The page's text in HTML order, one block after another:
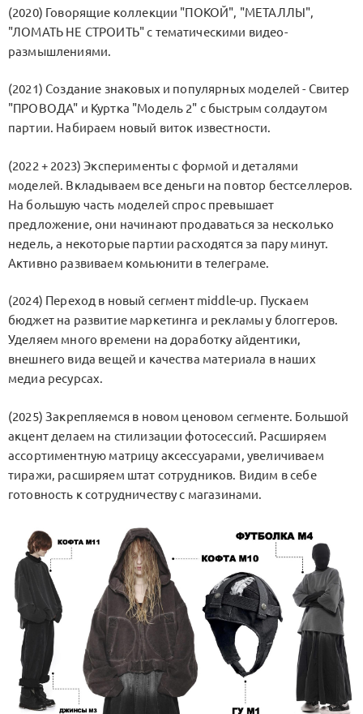
(2020) Говорящие коллекции "ПОКОЙ", "МЕТАЛЛЫ",
"ЛОМАТЬ НЕ СТРОИТЬ" с тематическими видео-
размышлениями.
(2021) Создание знаковых и популярных моделей - Свитер
"ПРОВОДА" и Куртка "Модель 2" с быстрым солдаутом
партии. Набираем новый виток известности.
(2022 + 2023) Эксперименты с формой и деталями
моделей. Вкладываем все деньги на повтор бестселлеров.
На большую часть моделей спрос превышает
предложение, они начинают продаваться за несколько
недель, а некоторые партии расходятся за пару минут.
Активно развиваем комьюнити в телеграме.
(2024) Переход в новый сегмент middle-up. Пускаем
бюджет на развитие маркетинга и рекламы у блоггеров.
Уделяем много времени на доработку айдентики,
внешнего вида вещей и качества материала в наших
медиа ресурсах.
(2025) Закрепляемся в новом ценовом сегменте. Большой
акцент делаем на стилизации фотосессий. Расширяем
ассортиментную матрицу аксессуарами, увеличиваем
тиражи, расширяем штат сотрудников. Видим в себе
готовность к сотрудничеству с магазинами.